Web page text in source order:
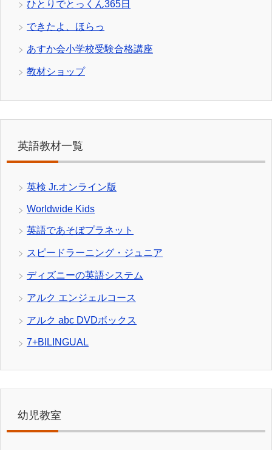
ひとりでとっくん365日
できたよ、ほらっ
あすか会小学校受験合格講座
教材ショップ
英語教材一覧
英検 Jr.オンライン版
Worldwide Kids
英語であそぼプラネット
スピードラーニング・ジュニア
ディズニーの英語システム
アルク エンジェルコース
アルク abc DVDボックス
7+BILINGUAL
幼児教室